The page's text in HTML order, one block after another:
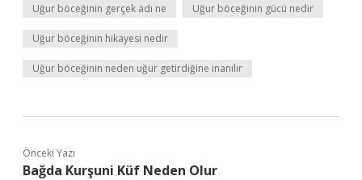
Uğur böceğinin gerçek adı ne Uğur böceğinin gücü nedir
Uğur böceğinin hikayesi nedir
Uğur böceğinin neden uğur getirdiğine inanılır
Önceki Yazı
Bağda Kurşuni Küf Neden Olur